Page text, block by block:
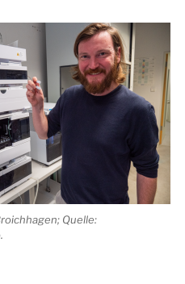
Quelle: